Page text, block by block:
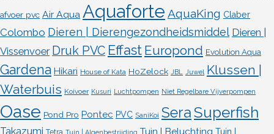
afvoer pvc Air Aqua Aquaforte AquaKing Claber
Colombo Dieren | Dierengezondheidsmiddel Dieren |
Vissenvoer Druk PVC Effast Europond Evolution Aqua
Gardena Hikari House of Kata HoZelock JBL Juwel Klussen |
Waterbuis Koivoer Kusuri Luchtpompen Niet Regelbare Vijverpompen
Oase Pond Pro Pontec PVC SaniKoi SeraSuperfish
Takazumi Tuin | Beluchting Tuin |